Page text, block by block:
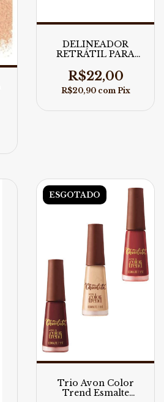
DELINEADOR
RETRÁTIL PARA
COLOR TREND
ZODÍACO
R$22,00
R$20,90 com Pix
ESGOTADO
Trio Avon Color
Trend Esmalte